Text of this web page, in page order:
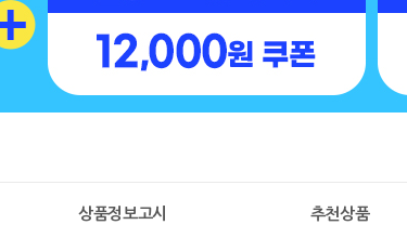
상품정보고시 추천상품